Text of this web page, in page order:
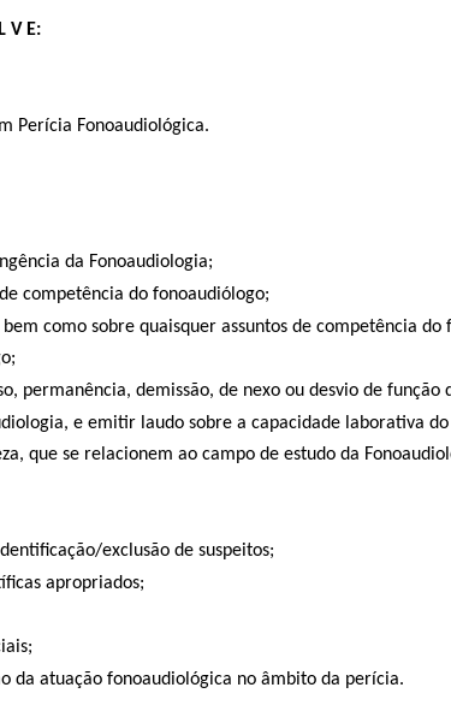
V E:
Perícia Fonoaudiológica.
da Fonoaudiologia;
competência do fonoaudiólogo;
como sobre quaisquer assuntos de competência do
permanência, demissão, de nexo ou desvio de função
e emitir laudo sobre a capacidade laborativa
que se relacionem ao campo de estudo da
exclusão de suspeitos;
apropriados;
da atuação fonoaudiológica no âmbito da perícia.